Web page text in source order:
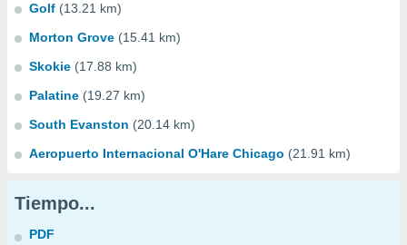
Golf (13.21 km)
Morton Grove (15.41 km)
Skokie (17.88 km)
Palatine (19.27 km)
South Evanston (20.14 km)
Aeropuerto Internacional O'Hare Chicago (21.91 km)
Tiempo...
PDF